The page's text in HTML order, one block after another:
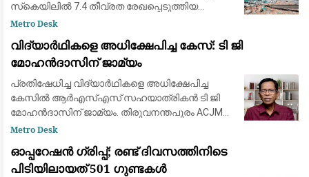
സ്‌കെയിലില്‍ 7.4 തീവ്രത രേഖപ്പെടുത്തിയ
ഭൂചലനമാണ് ഉണ്ടായതെന്ന് യുണൈറ്റഡ് സ്‌റ്റേറ്റ്
Metro Desk
വിദ്യാർഥികളെ അധിക്ഷേപിച്ച കേസ്: ടി ജി
മോഹൻദാസിന് ജാമ്യം
പ്രതിഷേധിച്ച വിദ്യാർഥികളെ അധിക്ഷേപിച്ച
കേസിൽ ആർഎസ്എസ് സഹയാത്രികൻ ടി ജി
മോഹൻദാസിന് ജാമ്യം. തിരുവനന്തപുരം ACJM
കോടതി ജാമ്യം അനുവദിച്ചു.
സമരം ചെയ്ത വിദ്യാർത്ഥിനികൾ ഉൾപ
Metro Desk
ഓപ്പറേഷൻ ഗ്രിപ്പ്; രണ്ട് ദിവസത്തിനിടെ
പിടിയിലായത് 501 ഗുണ്ടകൾ